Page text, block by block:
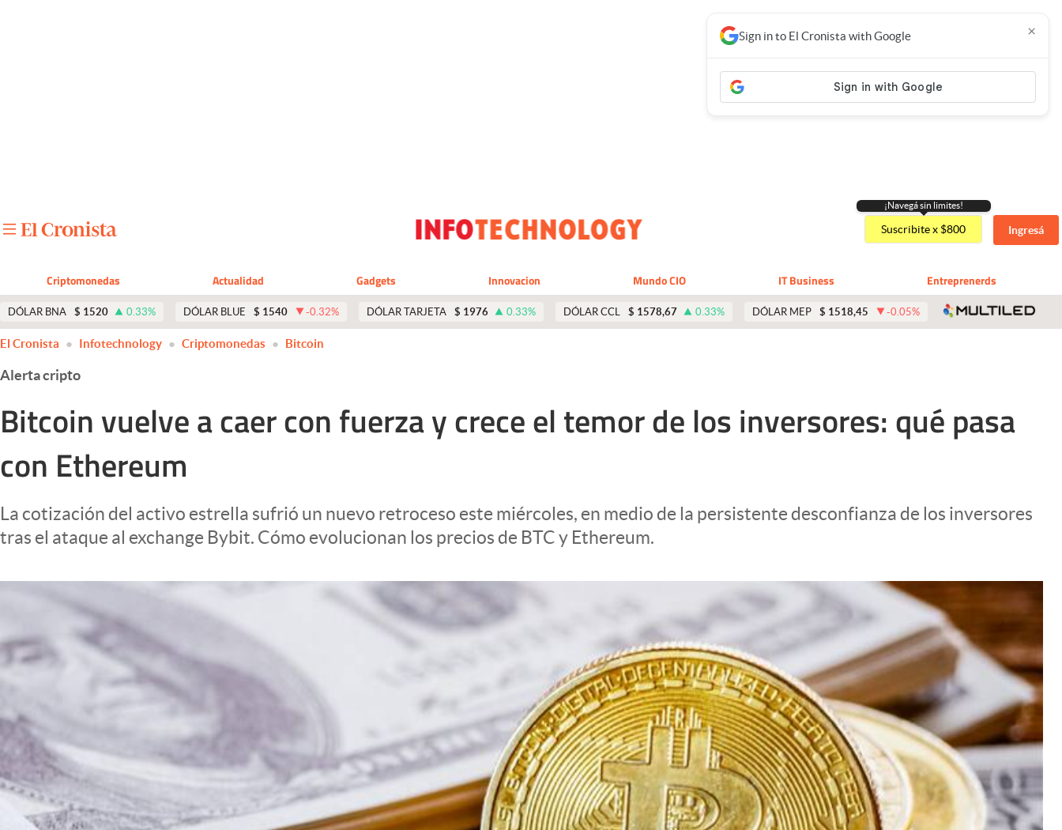
Apertura
Clima
Mundial 2026
El Cronista Studio
Mediakit
¡Navegá sin limites!
Suscribite x $800 Ingresá
Criptomonedas Actualidad Gadgets Innovacion Mundo CIO IT Business Entreprenerds
DÓLAR BNA $ 1520 0.33% DÓLAR BLUE $ 1540 -0.32% DÓLAR TARJETA $ 1976 0.33% DÓLAR CCL $ 1578,67 0.33% DÓLAR MEP $ 1518,45 -0.05%
Sign in to El Cronista with Google ×
El Cronista Infotechnology Criptomonedas Bitcoin
Alerta cripto
Bitcoin vuelve a caer con fuerza y crece el temor de los inversores: qué pasa
con Ethereum
La cotización del activo estrella sufrió un nuevo retroceso este miércoles, en medio de la persistente desconfianza de los inversores
tras el ataque al exchange Bybit. Cómo evolucionan los precios de BTC y Ethereum.